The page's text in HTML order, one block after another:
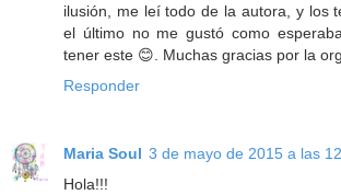
ilusión, me leí todo de la autora, y los
el último no me gustó como
tener este 😊. Muchas gracias por la
Responder
Maria Soul 3 de mayo de 2015 a las
Hola!!!